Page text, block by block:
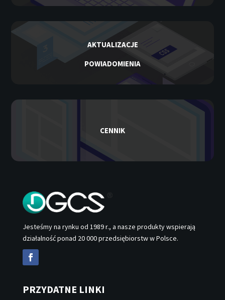
AKTUALIZACJE
POWIADOMIENIA
CENNIK
Jesteśmy na rynku od 1989 r., a nasze produkty wspierają
działalność ponad 20 000 przedsiębiorstw w Polsce.
PRZYDATNE LINKI